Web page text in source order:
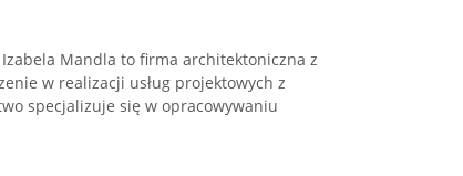
Mandla to firma architektoniczna z
w realizacji usług projektowych z
specjalizuje się w opracowywaniu